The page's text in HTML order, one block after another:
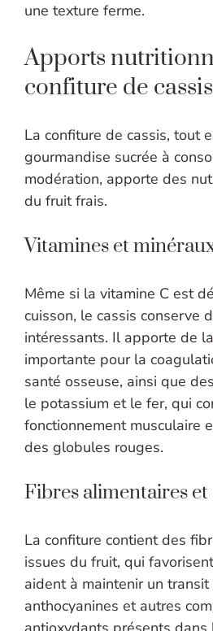
une texture ferme.
Apports
confiture de cassis
La confiture de cassis, tout
gourmandise sucrée à
modération, apporte des
du fruit frais.
Vitamines et
Même si la vitamine C est
cuisson, le cassis conserve
intéressants. Il apporte de la
importante pour la
santé osseuse, ainsi que
le potassium et le fer, qui
fonctionnement musculaire
des globules rouges.
Fibres alimentaires
La confiture contient des
issues du fruit, qui
aident à maintenir un
anthocyanines et autres